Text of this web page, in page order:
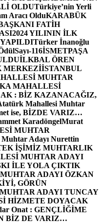
OLDUTürkiye’nin Yerli
Aracı OlduKARABÜK
FATİH
2024 YILININ İLK
Türker İnanoğlu
Sayı-116İSMETPAŞA
İLKBAL ÖREN
MERKEZİİSTANBUL
MUHTAR
MAHALLESİ
: BİZ KAZANACAĞIZ,
Mahallesi Muhtar
ise, BİZDE VARIZ…
KaradöngelMurat
MUHTAR
Adayı Nurettin
İŞİMİZ MUHTARLIK
MUHTAR ADAYI
İLE YOLA ÇIKTIK
ADAYI ÖZKAN
GÖRÜN
ADAYI TUNCAY
HİZMETE DOYACAK
Onat : GENÇLİĞİME
BİZ DE VARIZ…